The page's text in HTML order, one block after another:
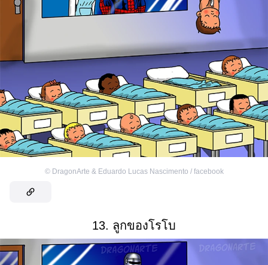
© DragonArte & Eduardo Lucas Nascimento / facebook
13. ลูกของโรโบ